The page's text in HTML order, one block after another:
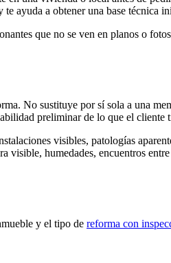
ayuda a obtener una base técnica
que no se ven en planos o
No sustituye por sí sola a una
preliminar de lo que el cliente
visibles, patologías
humedades, encuentros
y el tipo de reforma con